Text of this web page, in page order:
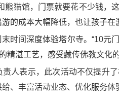
熊猫馆，门票就要花不少钱，
的成本大幅降低，也让孩子
时间深度体验塔尔寺。“10元
精湛工艺，感受藏传佛教文
责人表示，此次活动不仅提升
、丰富活动业态、优化服务